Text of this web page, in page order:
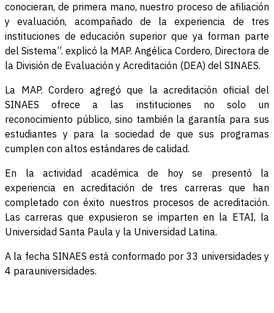
conocieran, de primera mano, nuestro proceso de afiliación
y evaluación, acompañado de la experiencia de tres
instituciones de educación superior que ya forman parte
del Sistema”. explicó la MAP. Angélica Cordero, Directora de
la División de Evaluación y Acreditación (DEA) del SINAES.
La MAP. Cordero agregó que la acreditación oficial del
SINAES ofrece a las instituciones no solo un
reconocimiento público, sino también la garantía para sus
estudiantes y para la sociedad de que sus programas
cumplen con altos estándares de calidad.
En la actividad académica de hoy se presentó la
experiencia en acreditación de tres carreras que han
completado con éxito nuestros procesos de acreditación.
Las carreras que expusieron se imparten en la ETAI, la
Universidad Santa Paula y la Universidad Latina.
A la fecha SINAES está conformado por 33 universidades y
4 parauniversidades.